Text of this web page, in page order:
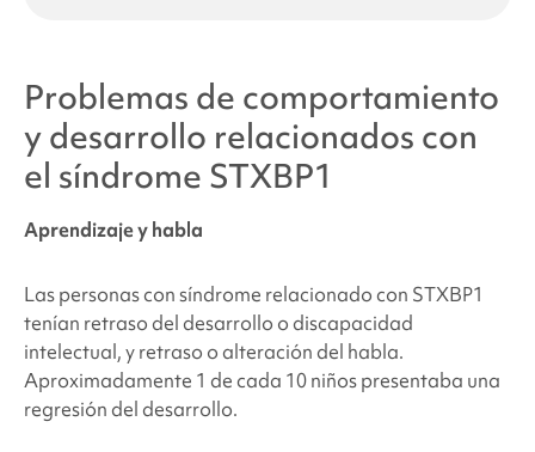
Problemas de comportamiento
y desarrollo relacionados con
el síndrome STXBP1
Aprendizaje y habla
Las personas consíndrome relacionado con STXBP1
tenían retraso del desarrollo o discapacidad
intelectual, y retraso o alteración del habla.
Aproximadamente 1 de cada 10 niños presentaba una
regresión del desarrollo.